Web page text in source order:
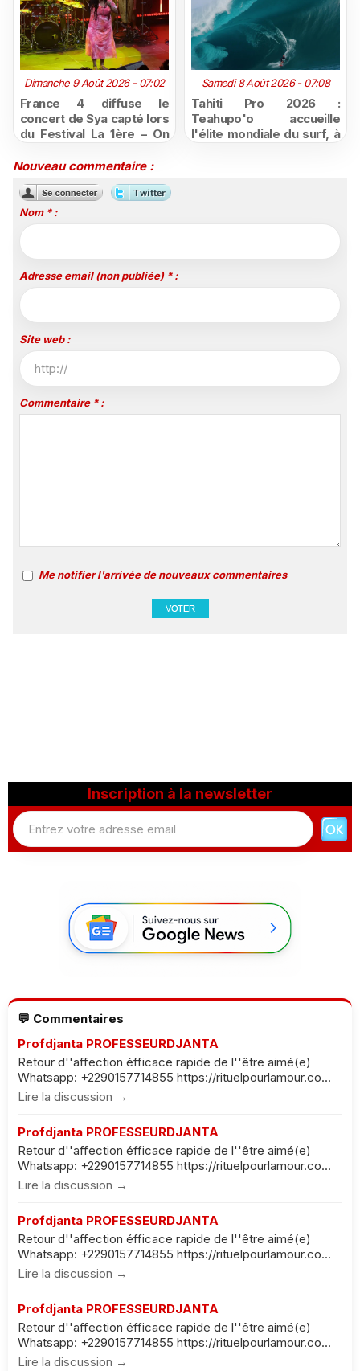
Dimanche 9 Août 2026 - 07:02
France 4 diffuse le
concert de Sya capté lors
du Festival La 1ère – On
Samedi 8 Août 2026 - 07:08
Tahiti Pro 2026 :
Teahupo'o accueille
l'élite mondiale du surf, à
Nouveau commentaire :
Nom * :
Adresse email (non publiée) * :
Site web :
Commentaire * :
Me notifier l'arrivée de nouveaux commentaires
Inscription à la newsletter
💬 Commentaires
Profdjanta PROFESSEURDJANTA
Retour d''affection éfficace rapide de l''être aimé(e)
Whatsapp: +2290157714855 https://rituelpourlamour.co...
Lire la discussion →
Profdjanta PROFESSEURDJANTA
Retour d''affection éfficace rapide de l''être aimé(e)
Whatsapp: +2290157714855 https://rituelpourlamour.co...
Lire la discussion →
Profdjanta PROFESSEURDJANTA
Retour d''affection éfficace rapide de l''être aimé(e)
Whatsapp: +2290157714855 https://rituelpourlamour.co...
Lire la discussion →
Profdjanta PROFESSEURDJANTA
Retour d''affection éfficace rapide de l''être aimé(e)
Whatsapp: +2290157714855 https://rituelpourlamour.co...
Lire la discussion →